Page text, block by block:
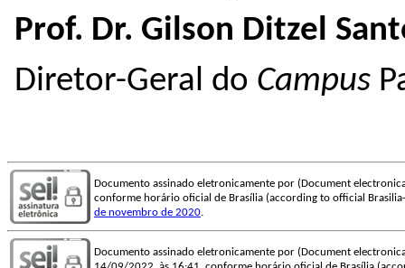
Prof. Dr. Gilson Ditzel
Diretor-Geral do Campus
Documento assinado eletronicamente por (Document
conforme horário oficial de Brasília (according to official
de novembro de 2020.
Documento assinado eletronicamente por (Document